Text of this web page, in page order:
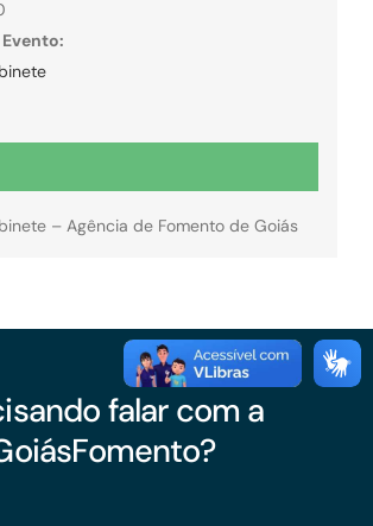
– Agência de Fomento de Goiás
falar com a